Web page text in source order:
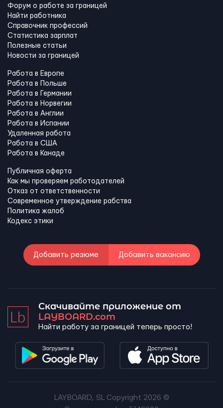
Форум о работе за границей
Найти работника
Справочник профессий
Статистика зарплат
Полезные статьи
Новости за границей
Работа в Европе
Работа в Польше
Работа в Германии
Работа в Норвегии
Работа в Англии
Работа в Испании
Удаленная работа
Работа в США
Работа в Канадe
Публичная оферта
Как мы проверяем работодателей
Отказ от ответственности
Современное утверждение рабства
Политика жалоб
Кодекс этики
Добавить резюме Добавить вакансию
Скачивайте приложение от
LAYBOARD.com
Найти работу за границей теперь просто!
LAYBOARD, SL Copyright 2026 ©